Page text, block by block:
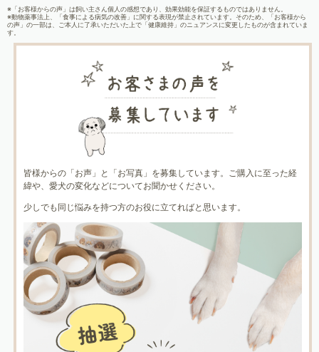
※「お客様からの声」は飼い主さん個人の感想であり、効果効能を保証するものではありません。
※動物薬事法上、「食事による病気の改善」に関する表現が禁止されています。そのため、「お客様から
の声」の一部は、ご本人に了承いただいた上で「健康維持」のニュアンスに変更したものが含まれていま
す。
皆様からの「お声」と「お写真」を募集しています。ご購入に至った経
緯や、愛犬の変化などについてお聞かせください。
少しでも同じ悩みを持つ方のお役に立てればと思います。